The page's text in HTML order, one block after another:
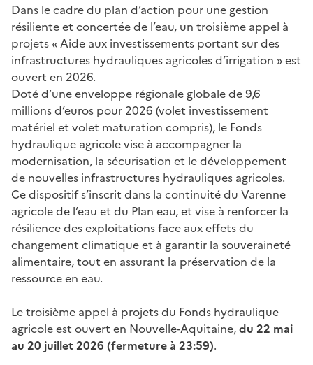
Dans le cadre du plan d’action pour une gestion
résiliente et concertée de l’eau, un troisième appel à
projets « Aide aux investissements portant sur des
infrastructures hydrauliques agricoles d’irrigation » est
ouvert en 2026.
Doté d’une enveloppe régionale globale de 9,6
millions d’euros pour 2026 (volet investissement
matériel et volet maturation compris), le Fonds
hydraulique agricole vise à accompagner la
modernisation, la sécurisation et le développement
de nouvelles infrastructures hydrauliques agricoles.
Ce dispositif s’inscrit dans la continuité du Varenne
agricole de l’eau et du Plan eau, et vise à renforcer la
résilience des exploitations face aux effets du
changement climatique et à garantir la souveraineté
alimentaire, tout en assurant la préservation de la
ressource en eau.
Le troisième appel à projets du Fonds hydraulique
agricole est ouvert en Nouvelle-Aquitaine,du 22 mai
au 20 juillet 2026 (fermeture à 23:59).